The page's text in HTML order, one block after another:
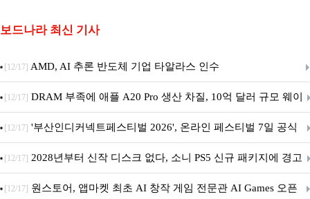
보드나라 최신 기사
[12/17] AMD, AI 추론 반도체 기업 타알라스 인수
[12/17] DRAM 부족에 애플 A20 Pro 생산 차질, 10억 달러 규모 웨이
퍼 대기
[12/17] '부산인디커넥트페스티벌 2026', 온라인 페스티벌 7일 공식
개막... 22일간 진행
[12/17] 2028년부터 신작 디스크 없다, 소니 PS5 신규 패키지에 경고
문 추가
[12/17] 원스토어, 앱마켓 최초 AI 창작 게임 전문관 AI Games 오픈